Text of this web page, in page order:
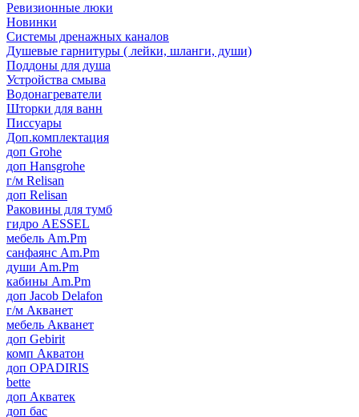
Ревизионные люки
Новинки
Системы дренажных каналов
Душевые гарнитуры ( лейки, шланги, души)
Поддоны для душа
Устройства смыва
Водонагреватели
Шторки для ванн
Писсуары
Доп.комплектация
доп Grohe
доп Hansgrohe
г/м Relisan
доп Relisan
Раковины для тумб
гидро AESSEL
мебель Am.Pm
санфаянс Am.Pm
души Am.Pm
кабины Am.Pm
доп Jacob Delafon
г/м Акванет
мебель Акванет
доп Gebirit
комп Акватон
доп OPADIRIS
bette
доп Акватек
доп бас